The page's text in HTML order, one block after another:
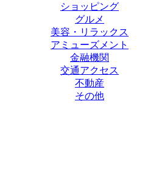
ショッピング
グルメ
美容・リラックス
アミューズメント
金融機関
交通アクセス
不動産
その他